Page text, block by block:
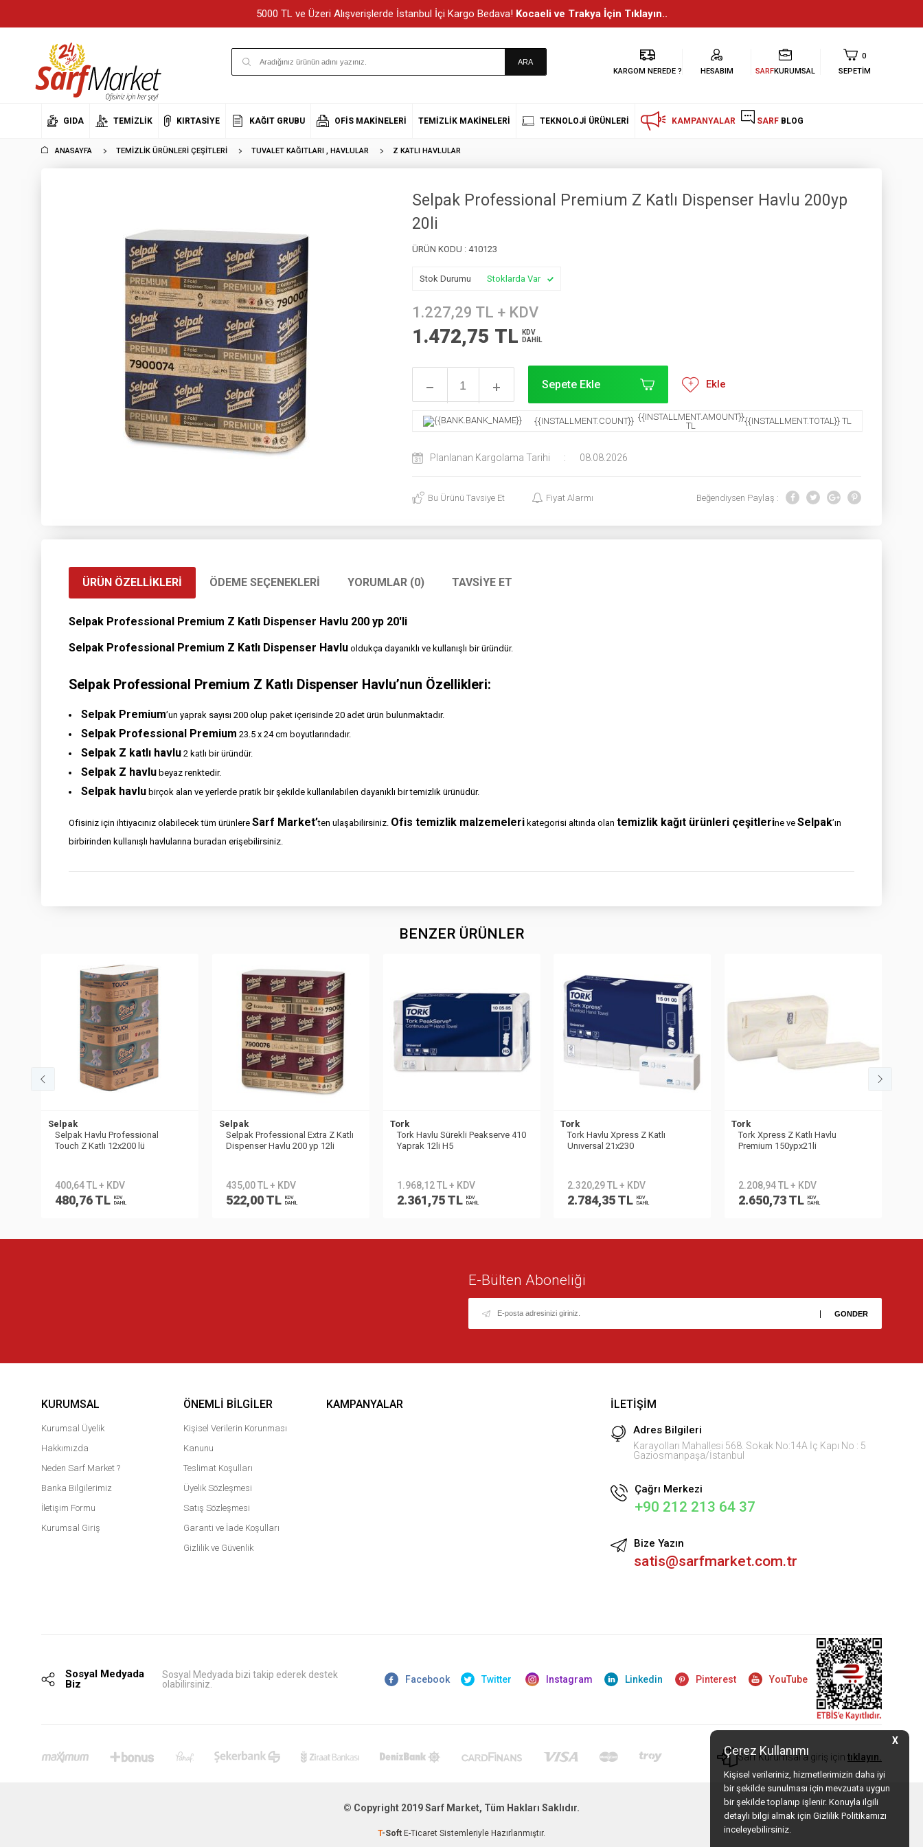
X
Çerez Kullanımı
Kişisel verileriniz, hizmetlerimizin daha iyi
bir şekilde sunulması için mevzuata uygun
bir şekilde toplanıp işlenir. Konuyla ilgili
detaylı bilgi almak için Gizlilik Politikamızı
inceleyebilirsiniz.
5000 TL ve Üzeri Alışverişlerde İstanbul İçi Kargo Bedava! Kocaeli ve Trakya İçin Tıklayın..
KARGOM NEREDE ? HESABIM SARFKURUMSAL
0
SEPETIM
GIDA TEMIZLIK KIRTASIYE KAĞIT GRUBU OFIS MAKINELERI TEMIZLIK MAKINELERI TEKNOLOJI ÜRÜNLERI KAMPANYALAR SARF BLOG
ANASAYFA TEMIZLIK ÜRÜNLERI ÇEŞITLERI TUVALET KAĞITLARI , HAVLULAR Z KATLI HAVLULAR
Selpak Professional Premium Z Katlı Dispenser Havlu 200yp
20li
ÜRÜN KODU : 410123
Stok Durumu Stoklarda Var
1.227,29 TL + KDV
1.472,75 TL
KDV
DAHİL
Sepete Ekle Ekle
{{INSTALLMENT.COUNT}} {{INSTALLMENT.AMOUNT}}
TL
{{INSTALLMENT.TOTAL}} TL
Planlanan Kargolama Tarihi : 08.08.2026
Bu Ürünü Tavsiye Et Fiyat Alarmı Beğendiysen Paylaş :
ÜRÜN ÖZELLIKLERI ÖDEME SEÇENEKLERI YORUMLAR (0) TAVSIYE ET
Selpak Professional Premium Z Katlı Dispenser Havlu 200 yp 20'li
Selpak Professional Premium Z Katlı Dispenser Havlu oldukça dayanıklı ve kullanışlı bir üründür.
Selpak Professional Premium Z Katlı Dispenser Havlu’nun Özellikleri:
Selpak Premium’un yaprak sayısı 200 olup paket içerisinde 20 adet ürün bulunmaktadır.
Selpak Professional Premium 23.5 x 24 cm boyutlarındadır.
Selpak Z katlı havlu 2 katlı bir üründür.
Selpak Z havlu beyaz renktedir.
Selpak havlu birçok alan ve yerlerde pratik bir şekilde kullanılabilen dayanıklı bir temizlik ürünüdür.
Ofisiniz için ihtiyacınız olabilecek tüm ürünlere Sarf Market’ten ulaşabilirsiniz. Ofis temizlik malzemeleri kategorisi altında olan temizlik kağıt ürünleri çeşitlerine ve Selpak’ın
birbirinden kullanışlı havlularına buradan erişebilirsiniz.
BENZER ÜRÜNLER
Selpak
Selpak Havlu Professional
Touch Z Katlı 12x200 lü
400,64 TL + KDV
480,76 TL
KDV
DAHİL
Selpak
Selpak Professional Extra Z Katlı
Dispenser Havlu 200 yp 12li
435,00 TL + KDV
522,00 TL
KDV
DAHİL
Tork
Tork Havlu Sürekli Peakserve 410
Yaprak 12li H5
1.968,12 TL + KDV
2.361,75 TL
KDV
DAHİL
Tork
Tork Havlu Xpress Z Katlı
Unıversal 21x230
2.320,29 TL + KDV
2.784,35 TL
KDV
DAHİL
Tork
Tork Xpress Z Katlı Havlu
Premium 150ypx21li
2.208,94 TL + KDV
2.650,73 TL
KDV
DAHİL
E-Bülten Aboneliği
KURUMSAL
Kurumsal Üyelik
Hakkımızda
Neden Sarf Market ?
Banka Bilgilerimiz
İletişim Formu
Kurumsal Giriş
ÖNEMLI BILGILER
Kişisel Verilerin Korunması
Kanunu
Teslimat Koşulları
Üyelik Sözleşmesi
Satış Sözleşmesi
Garanti ve İade Koşulları
Gizlilik ve Güvenlik
KAMPANYALAR İLETIŞIM
Adres Bilgileri
Karayolları Mahallesi 568. Sokak No:14A İç Kapı No : 5
Gaziosmanpaşa/İstanbul
Çağrı Merkezi
+90 212 213 64 37
Bize Yazın
satis@sarfmarket.com.tr
Sosyal Medyada
Biz
Sosyal Medyada bizi takip ederek destek
olabilirsiniz.
Facebook Twitter Instagram Linkedin Pinterest YouTube
Sarf Kurumsal'a giriş için tıklayın.
© Copyright 2019 Sarf Market, Tüm Hakları Saklıdır.
T-Soft E-Ticaret Sistemleriyle Hazırlanmıştır.